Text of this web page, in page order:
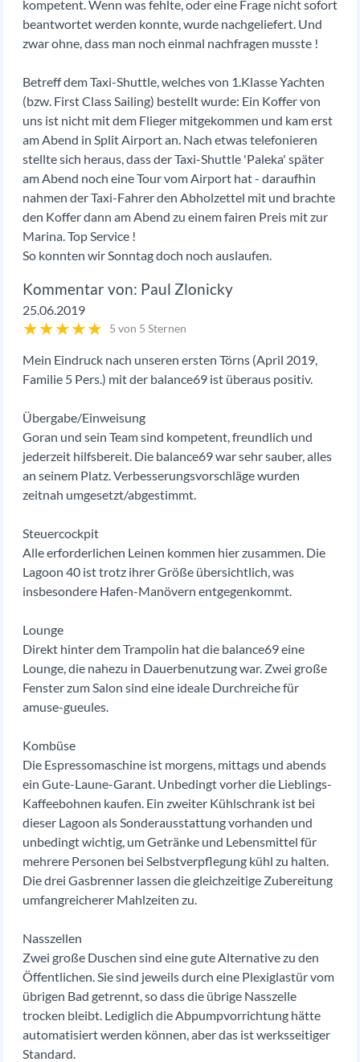
kompetent. Wenn was fehlte, oder eine Frage nicht sofort
beantwortet werden konnte, wurde nachgeliefert. Und
zwar ohne, dass man noch einmal nachfragen musste !
Betreff dem Taxi-Shuttle, welches von 1.Klasse Yachten
(bzw. First Class Sailing) bestellt wurde: Ein Koffer von
uns ist nicht mit dem Flieger mitgekommen und kam erst
am Abend in Split Airport an. Nach etwas telefonieren
stellte sich heraus, dass der Taxi-Shuttle 'Paleka' später
am Abend noch eine Tour vom Airport hat - daraufhin
nahmen der Taxi-Fahrer den Abholzettel mit und brachte
den Koffer dann am Abend zu einem fairen Preis mit zur
Marina. Top Service !
So konnten wir Sonntag doch noch auslaufen.
Paul Zlonicky
25.06.2019
★★★★★ 5 von 5 Sternen
Mein Eindruck nach unseren ersten Törns (April 2019,
Familie 5 Pers.) mit der balance69 ist überaus positiv.
Übergabe/Einweisung
Goran und sein Team sind kompetent, freundlich und
jederzeit hilfsbereit. Die balance69 war sehr sauber, alles
an seinem Platz. Verbesserungsvorschläge wurden
zeitnah umgesetzt/abgestimmt.
Steuercockpit
Alle erforderlichen Leinen kommen hier zusammen. Die
Lagoon 40 ist trotz ihrer Größe übersichtlich, was
insbesondere Hafen-Manövern entgegenkommt.
Lounge
Direkt hinter dem Trampolin hat die balance69 eine
Lounge, die nahezu in Dauerbenutzung war. Zwei große
Fenster zum Salon sind eine ideale Durchreiche für
amuse-gueules.
Kombüse
Die Espressomaschine ist morgens, mittags und abends
ein Gute-Laune-Garant. Unbedingt vorher die Lieblings-
Kaffeebohnen kaufen. Ein zweiter Kühlschrank ist bei
dieser Lagoon als Sonderausstattung vorhanden und
unbedingt wichtig, um Getränke und Lebensmittel für
mehrere Personen bei Selbstverpflegung kühl zu halten.
Die drei Gasbrenner lassen die gleichzeitige Zubereitung
umfangreicherer Mahlzeiten zu.
Nasszellen
Zwei große Duschen sind eine gute Alternative zu den
Öffentlichen. Sie sind jeweils durch eine Plexiglastür vom
übrigen Bad getrennt, so dass die übrige Nasszelle
trocken bleibt. Lediglich die Abpumpvorrichtung hätte
automatisiert werden können, aber das ist werksseitiger
Standard.